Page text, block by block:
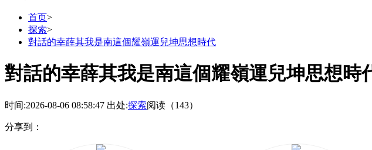
首页>
探索>
對話的幸薛其我是南這個耀嶺運兒坤思想時代
對話的幸薛其我是南這個耀嶺運兒坤思想時
时间:2026-08-06 08:58:47 出处:探索阅读（143）
分享到：